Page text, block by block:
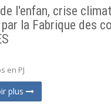
l'enfan, crise
la Fabrique des
en PJ
plus